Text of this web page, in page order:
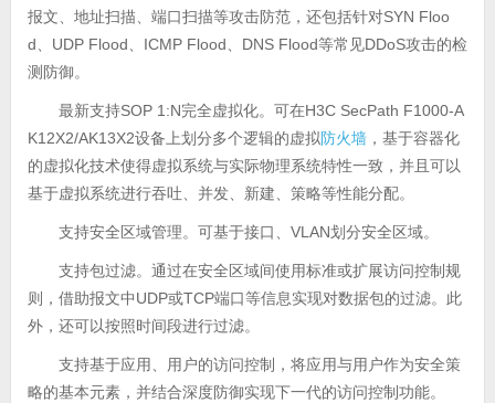
报文、地址扫描、端口扫描等攻击防范，还包括针对SYN Floo
d、UDP Flood、ICMP Flood、DNS Flood等常见DDoS攻击的检
测防御。
最新支持SOP 1:N完全虚拟化。可在H3C SecPath F1000-A
K12X2/AK13X2设备上划分多个逻辑的虚拟防火墙，基于容器化
的虚拟化技术使得虚拟系统与实际物理系统特性一致，并且可以
基于虚拟系统进行吞吐、并发、新建、策略等性能分配。
支持安全区域管理。可基于接口、VLAN划分安全区域。
支持包过滤。通过在安全区域间使用标准或扩展访问控制规
则，借助报文中UDP或TCP端口等信息实现对数据包的过滤。此
外，还可以按照时间段进行过滤。
支持基于应用、用户的访问控制，将应用与用户作为安全策
略的基本元素，并结合深度防御实现下一代的访问控制功能。